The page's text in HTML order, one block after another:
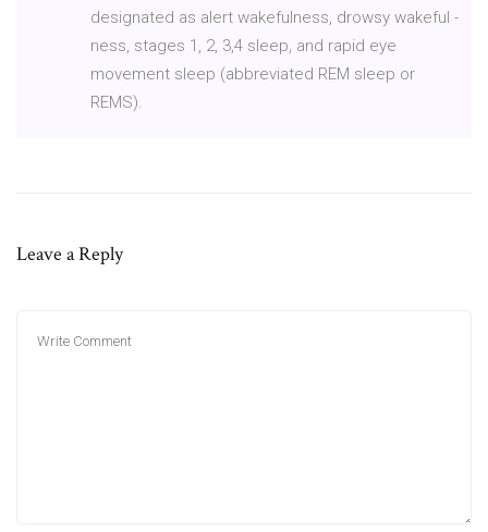
designated as alert wakefulness, drowsy wakeful -
ness, stages 1, 2, 3,4 sleep, and rapid eye
movement sleep (abbreviated REM sleep or
REMS).
Leave a Reply